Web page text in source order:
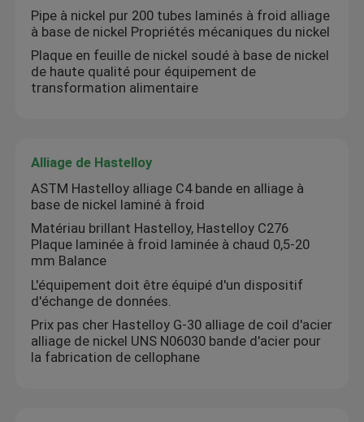
Aperçu
Produits
Vidéos
Visite d'usine
Pipe à nickel pur 200 tubes laminés à froid alliage
à base de nickel Propriétés mécaniques du nickel
Plaque en feuille de nickel soudé à base de nickel
de haute qualité pour équipement de
transformation alimentaire
Alliage de Hastelloy
ASTM Hastelloy alliage C4 bande en alliage à
base de nickel laminé à froid
Matériau brillant Hastelloy, Hastelloy C276
Plaque laminée à froid laminée à chaud 0,5-20
mm Balance
L'équipement doit être équipé d'un dispositif
d'échange de données.
Prix pas cher Hastelloy G-30 alliage de coil d'acier
alliage de nickel UNS N06030 bande d'acier pour
la fabrication de cellophane